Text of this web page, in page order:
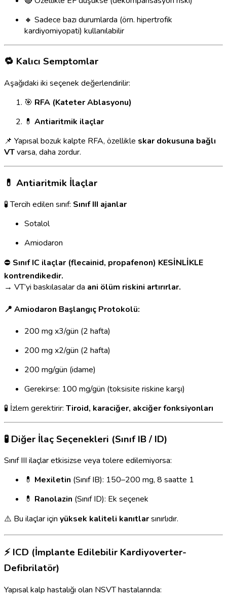
🔸 Sadece bazı durumlarda (örn. hipertrofik
kardiyomiyopati) kullanılabilir
🔁 Kalıcı Semptomlar
Aşağıdaki iki seçenek değerlendirilir:
🎯 RFA (Kateter Ablasyonu)
💊 Antiaritmik ilaçlar
📌 Yapısal bozuk kalpte RFA, özellikle skar dokusuna bağlı
VTvarsa, daha zordur.
💊 Antiaritmik İlaçlar
🧪 Tercih edilen sınıf: Sınıf III ajanlar
Sotalol
Amiodaron
⛔ Sınıf IC ilaçlar (flecainid, propafenon) KESİNLİKLE
kontrendikedir.
→ VT’yi baskılasalar da ani ölüm riskini artırırlar.
📍 Amiodaron Başlangıç Protokolü:
200 mg x3/gün (2 hafta)
200 mg x2/gün (2 hafta)
200 mg/gün (idame)
Gerekirse: 100 mg/gün (toksisite riskine karşı)
🧪 İzlem gerektirir: Tiroid, karaciğer, akciğer fonksiyonları
🧪 Diğer İlaç Seçenekleri (Sınıf IB / ID)
Sınıf III ilaçlar etkisizse veya tolere edilemiyorsa:
💊 Mexiletin (Sınıf IB): 150–200 mg, 8 saatte 1
💊 Ranolazin (Sınıf ID): Ek seçenek
⚠️ Bu ilaçlar için yüksek kaliteli kanıtlarsınırlıdır.
⚡ ICD (İmplante Edilebilir Kardiyoverter-
Defibrilatör)
Yapısal kalp hastalığı olan NSVT hastalarında: